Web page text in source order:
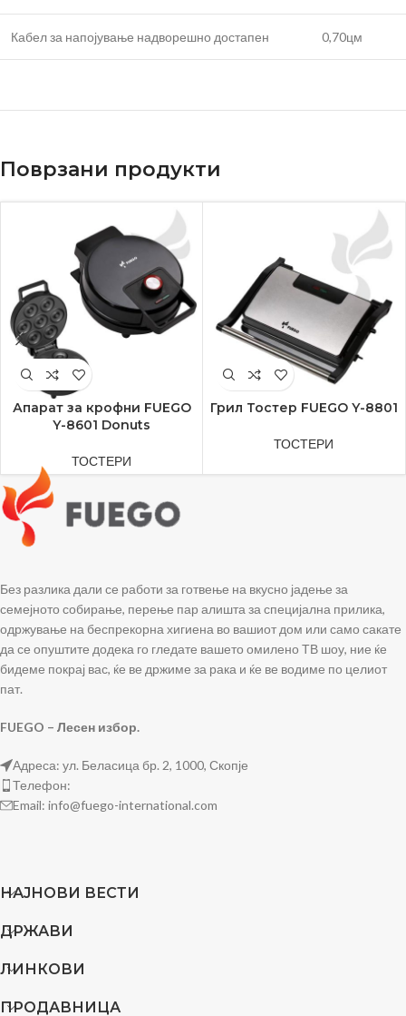
Кабел за напојување надворешно достапен 0,70цм
Поврзани продукти
Апарат за крофни FUEGO
Y-8601 Donuts
ТОСТЕРИ
Грил Тостер FUEGO Y-8801
ТОСТЕРИ
Без разлика дали се работи за готвење на вкусно јадење за
семејното собирање, перење пар алишта за специјална прилика,
одржување на беспрекорна хигиена во вашиот дом или само сакате
да се опуштите додека го гледате вашето омилено ТВ шоу, ние ќе
бидеме покрај вас, ќе ве држиме за рака и ќе ве водиме по целиот
пат.
FUEGO – Лесен избор.
Адреса: ул. Беласица бр. 2, 1000, Скопје
Телефон:
Email: info@fuego-international.com
НАЈНОВИ ВЕСТИ
ДРЖАВИ
ЛИНКОВИ
ПРОДАВНИЦА